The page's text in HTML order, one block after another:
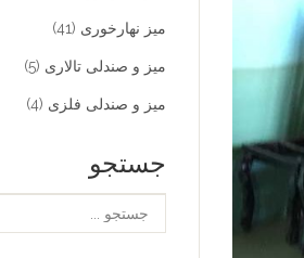
میز نهارخوری (41)
میز و صندلی تالاری (5)
میز و صندلی فلزی (4)
جستجو